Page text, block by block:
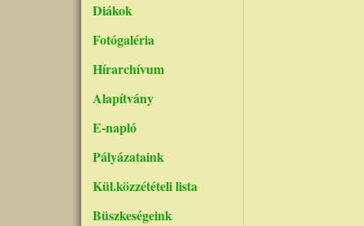
Diákok
Fotógaléria
Hírarchívum
Alapítvány
E-napló
Pályázataink
Kül.közzétételi lista
Büszkeségeink